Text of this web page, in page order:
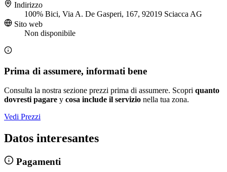
Indirizzo
100% Bici, Via A. De Gasperi, 167, 92019 Sciacca AG
Sito web
Non disponibile
Prima di assumere, informati bene
Consulta la nostra sezione prezzi prima di assumere. Scopri quanto
dovresti pagare y cosa include il servizio nella tua zona.
Vedi Prezzi
Datos interesantes
Pagamenti